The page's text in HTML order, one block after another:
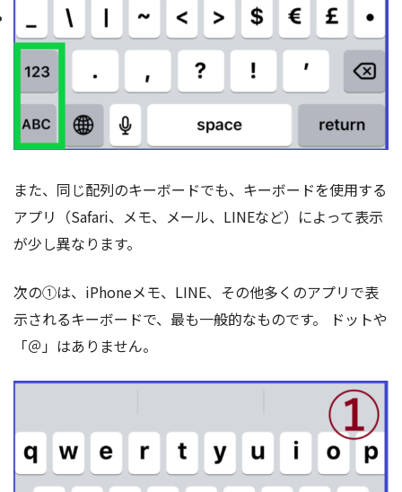
また、同じ配列のキーボードでも、キーボードを使用する
アプリ（Safari、メモ、メール、LINEなど）によって表示
が少し異なります。
次の①は、iPhoneメモ、LINE、その他多くのアプリで表
示されるキーボードで、最も一般的なものです。 ドットや
「＠」はありません。